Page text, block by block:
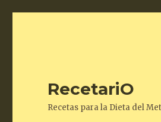
RecetariO
Recetas para la Dieta del